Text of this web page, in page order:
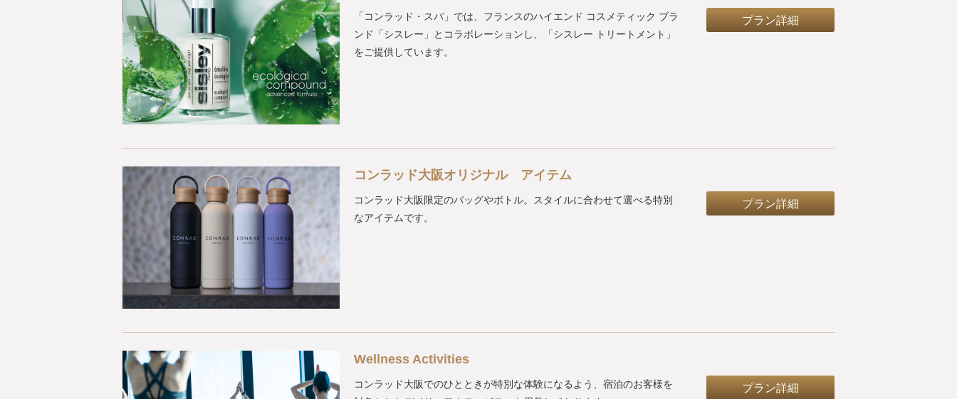
「コンラッド・スパ」では、フランスのハイエンド コスメティック ブラ
ンド「シスレー」とコラボレーションし、「シスレー トリートメント」
をご提供しています。
プラン詳細
コンラッド大阪オリジナル アイテム
コンラッド大阪限定のバッグやボトル。スタイルに合わせて選べる特別
なアイテムです。
プラン詳細
Wellness Activities
コンラッド大阪でのひとときが特別な体験になるよう、宿泊のお客様を
プラン詳細